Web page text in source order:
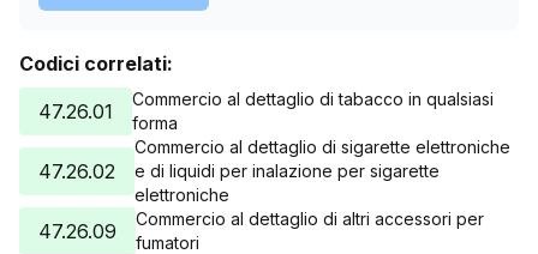
Codici correlati:
47.26.01
Commercio al dettaglio di tabacco in qualsiasi
forma
47.26.02
Commercio al dettaglio di sigarette elettroniche
e di liquidi per inalazione per sigarette
elettroniche
47.26.09
Commercio al dettaglio di altri accessori per
fumatori